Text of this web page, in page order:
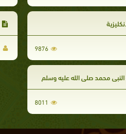
9876
محمد صلى الله عليه وسلم
8011